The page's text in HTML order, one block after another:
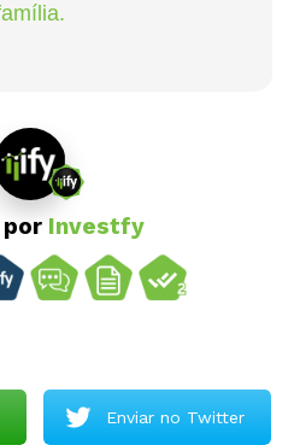
Investfy
Enviar no Twitter